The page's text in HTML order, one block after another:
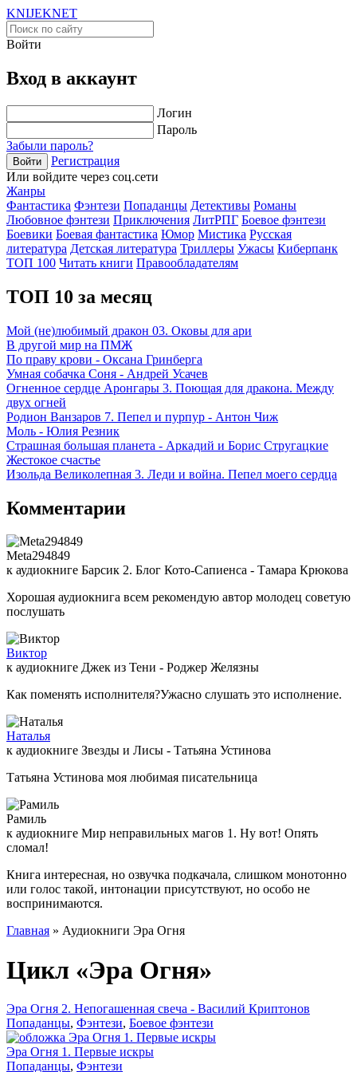
KNIJEKNET
Войти
Вход в аккаунт
Логин
Пароль
Забыли пароль?
Войти
Регистрация
Или войдите через соц.сети
Жанры
Фантастика Фэнтези Попаданцы Детективы Романы
Любовное фэнтези Приключения ЛитРПГ Боевое фэнтези
Боевики Боевая фантастика Юмор Мистика Русская
литература Детская литература Триллеры Ужасы Киберпанк
ТОП 100 Читать книги Правообладателям
ТОП 10 за месяц
Мой (не)любимый дракон 03. Оковы для ари
В другой мир на ПМЖ
По праву крови - Оксана Гринберга
Умная собачка Соня - Андрей Усачев
Огненное сердце Аронгары 3. Поющая для дракона. Между
двух огней
Родион Ванзаров 7. Пепел и пурпур - Антон Чиж
Моль - Юлия Резник
Страшная большая планета - Аркадий и Борис Стругацкие
Жестокое счастье
Изольда Великолепная 3. Леди и война. Пепел моего сердца
Комментарии
Meta294849
к аудиокниге Барсик 2. Блог Кото-Сапиенса - Тамара Крюкова
Хорошая аудиокнига всем рекомендую автор молодец советую
послушать
Виктор
к аудиокниге Джек из Тени - Роджер Желязны
Как поменять исполнителя?Ужасно слушать это исполнение.
Наталья
к аудиокниге Звезды и Лисы - Татьяна Устинова
Татьяна Устинова моя любимая писательница
Рамиль
к аудиокниге Мир неправильных магов 1. Ну вот! Опять
сломал!
Книга интересная, но озвучка подкачала, слишком монотонно
или голос такой, интонации присутствуют, но особо не
воспринимаются.
Главная » Аудиокниги Эра Огня
Цикл «Эра Огня»
Эра Огня 2. Непогашенная свеча - Василий Криптонов
Попаданцы, Фэнтези, Боевое фэнтези
Эра Огня 1. Первые искры
Попаданцы, Фэнтези